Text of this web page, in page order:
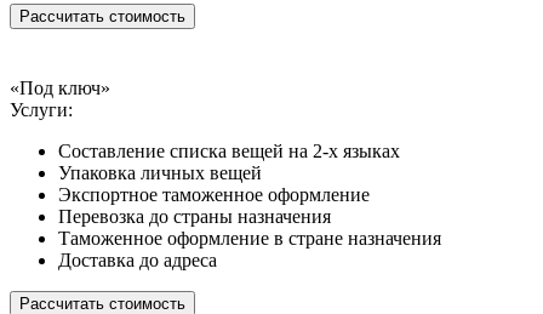
Рассчитать стоимость
«Под ключ»
Услуги:
Составление списка вещей на 2-х языках
Упаковка личных вещей
Экспортное таможенное оформление
Перевозка до страны назначения
Таможенное оформление в стране назначения
Доставка до адреса
Рассчитать стоимость